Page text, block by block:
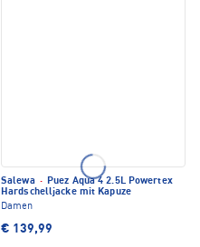
Salewa · Puez Aqua 4 2.5L Powertex
Hardschelljacke mit Kapuze
Damen
€ 139,99